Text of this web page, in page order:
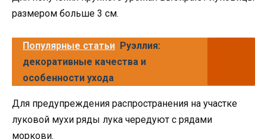
размером больше 3 см.
Популярные статьи Руэллия:
декоративные качества и
особенности ухода
Для предупреждения распространения на участке
луковой мухи ряды лука чередуют с рядами
моркови.